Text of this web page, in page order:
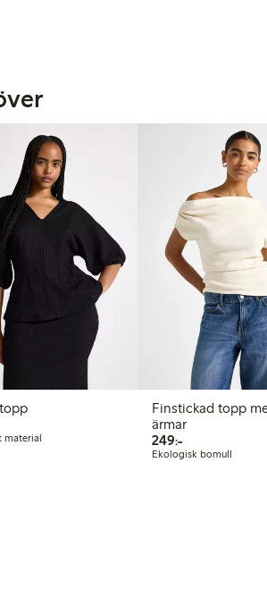
kr
material
Finstickad topp
ärmar
249:-249,00 kr
Ekologisk bomull